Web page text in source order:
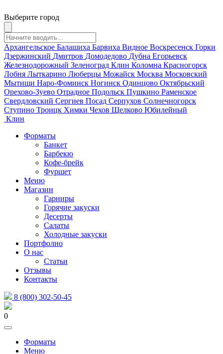
Выберите город
Архангельское Балашиха Барвиха Видное Воскресенск Горки
Дзержинский Дмитров Домодедово Дубна Егорьевск
Железнодорожный Зеленоград Клин Коломна Красногорск
Лобня Лыткарино Люберцы Можайск Москва Московский
Мытищи Наро-Фоминск Ногинск Одинцово Октябрьский
Орехово-Зуево Отрадное Подольск Пушкино Раменское
Свердловский Сергиев Посад Серпухов Солнечногорск
Ступино Троицк Химки Чехов Щелково Юбилейный
Клин
Форматы
Банкет
Барбекю
Кофе-брейк
Фуршет
Меню
Магазин
Гарниры
Горячие закуски
Десерты
Салаты
Холодные закуски
Портфолио
О нас
Статьи
Отзывы
Контакты
8 (800) 302-50-45
0
Форматы
Меню